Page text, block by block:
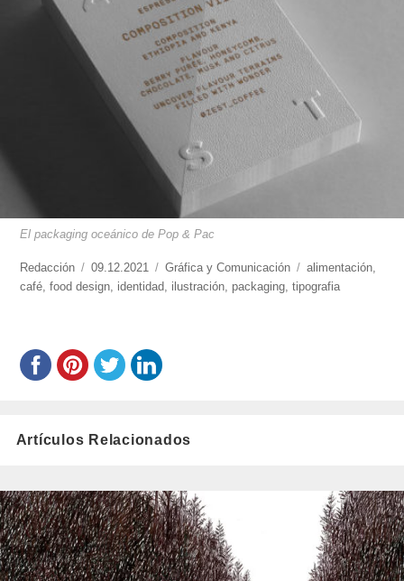
El packaging oceánico de Pop & Pac
https://www.experimenta.es/author/redaccion/
Redacción
Publicado
el
09.12.2021 Categorías
Gráfica y Comunicación Etiquetas
alimentación
café ,food design identidad ilustración packaging ,tipografia
Artículos Relacionados